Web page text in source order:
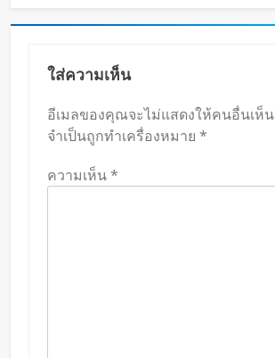
ใส่ความเห็น
อีเมลของคุณจะไม่แสดงให้คนอื่นเห็น
จำเป็นถูกทำเครื่องหมาย *
ความเห็น*